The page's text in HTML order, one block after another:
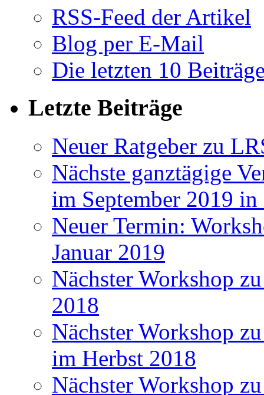
RSS-Feed der Artikel
Blog per E-Mail
Die letzten 10
Letzte Beiträge
Neuer Ratgeber zu
Nächste ganztägige
im September 2019
Neuer Termin:
Januar 2019
Nächster Workshop
2018
Nächster Workshop
im Herbst 2018
Nächster Workshop